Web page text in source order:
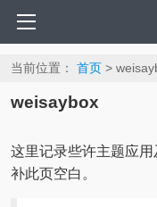
当前位置： 首页>
weisaybox
这里记录些许主题应
补此页空白。